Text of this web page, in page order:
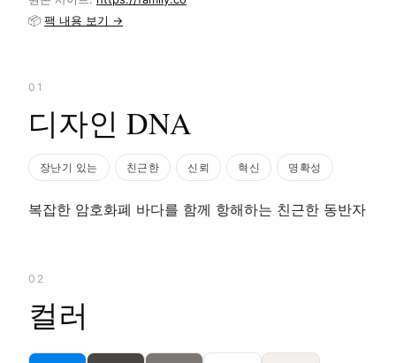
📦 팩 내용 보기 →
01
디자인 DNA
장난기 있는 친근한 신뢰 혁신 명확성
복잡한 암호화폐 바다를 함께 항해하는 친근한 동반자
02
컬러